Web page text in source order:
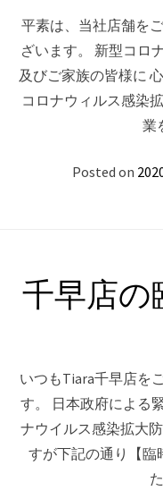
平素は、当社店舗を
ざいます。 新型コロ
及びご家族の皆様に
コロナウィルス感染
業
Posted on
千早店の
いつもTiara千早店を
す。 日本政府による
ナウイルス感染拡大
すが下記の通り【臨